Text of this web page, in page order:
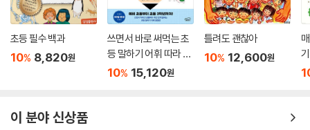
초등 필수 백과
10% 8,820원
쓰면서 바로 써먹는 초
등 말하기 어휘 따라 쓰
기
10% 15,120원
틀려도 괜찮아
10% 12,600원
이 분야 신상품